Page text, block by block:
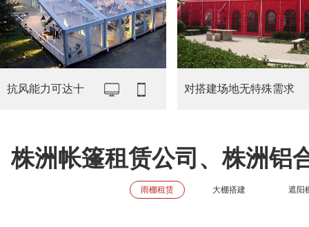
抗风能力可达十 对搭建场地无特殊需求
株洲帐篷租赁公司、株洲铝
雨棚租赁 大棚搭建 遮阳